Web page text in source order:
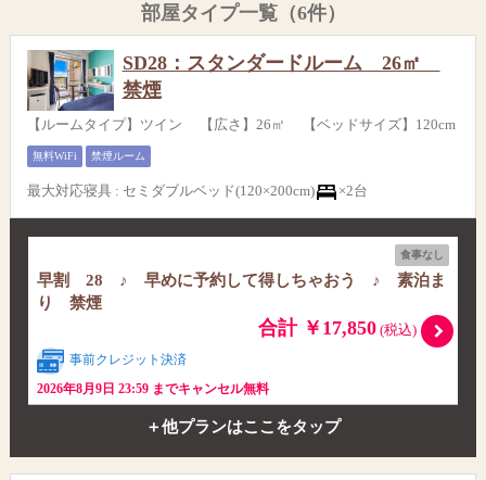
部屋タイプ一覧（6件）
SD28：スタンダードルーム 26㎡
禁煙
【ルームタイプ】ツイン 【広さ】26㎡ 【ベッドサイズ】120cm
無料WiFi 禁煙ルーム
最大対応寝具 : セミダブルベッド(120×200cm) ×2台
食事なし
早割 28 ♪ 早めに予約して得しちゃおう ♪ 素泊ま
り 禁煙
合計 ￥17,850(税込)
事前クレジット決済
2026年8月9日 23:59 までキャンセル無料
＋他プランはここをタップ